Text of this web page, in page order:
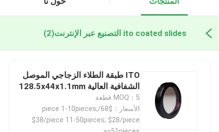
ito coated slides التصنيع عبر الإنترنت (2)
ITO طبقة الطلاء الزجاجي الموصل
الشفافية العالية 128.5x44x1.1mm
MOQ：5 قطعة
الأسعار：$68/piece 1-10pieces;
$38/piece 11-50pieces; $28/piece